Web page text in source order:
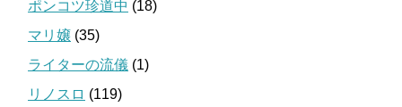
ポンコツ珍道中 (18)
マリ嬢 (35)
ライターの流儀 (1)
リノスロ (119)